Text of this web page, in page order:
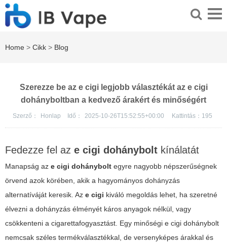
Home > Cikk > Blog
Szerezze be az e cigi legjobb választékát az e cigi
dohányboltban a kedvező árakért és minőségért
Szerző： Honlap Idő： 2025-10-26T15:52:55+00:00 Kattintás： 195
Fedezze fel az e cigi dohánybolt kínálatát
Manapság az e cigi dohánybolt egyre nagyobb népszerűségnek
örvend azok körében, akik a hagyományos dohányzás
alternatíváját keresik. Az e cigi kiváló megoldás lehet, ha szeretné
élvezni a dohányzás élményét káros anyagok nélkül, vagy
csökkenteni a cigarettafogyasztást. Egy minőségi e cigi dohánybolt
nemcsak széles termékválasztékkal, de versenyképes árakkal és